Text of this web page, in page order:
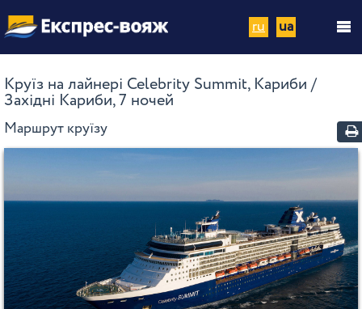
ru ua
Круїз на лайнері Celebrity Summit, Кариби /
Західні Кариби, 7 ночей
Маршрут круїзу